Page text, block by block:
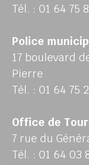
Tél. : 01 64 75
Police
17 boulevard
Pierre
Tél. : 01 64 75
Office de
7 rue du
Tél. : 01 64 03